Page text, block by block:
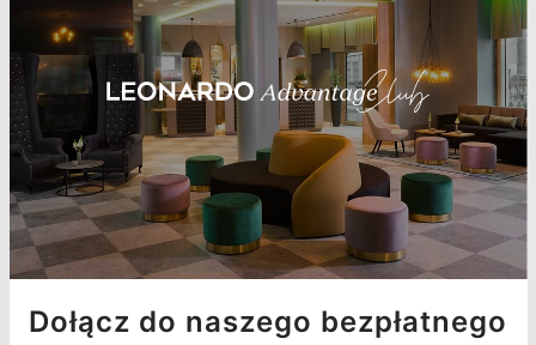
Dołącz do naszego bezpłatnego